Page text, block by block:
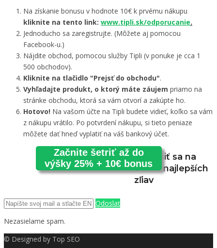
Na získanie bonusu v hodnote 10€ k prvému nákupu
kliknite na tento link: www.tipli.sk/odporucanie.
Jednoducho sa zaregistrujte. (Môžete aj pomocou
Facebook-u.)
Nájdite obchod, pomocou služby Tipli (v ponuke je cca 1
500 obchodov).
Kliknite na tlačidlo "Prejsť do obchodu".
Vyhľadajte produkt, o ktorý máte záujem priamo na
stránke obchodu, ktorá sa vám otvorí a zakúpte ho.
Hotovo! Na vašom účte na Tipli budete vidieť, koľko sa vám
z nákupu vrátilo. Po potvrdení nákupu, si tieto peniaze
môžete dať hneď vyplatiť na váš bankový účet.
Začnite šetriť až do
výšky 25% + 10€ bonus
Prihlásiť sa na
odber najlepších
zľiav
Odoslať
Nezasielame spam.
© Designed by Top SEO